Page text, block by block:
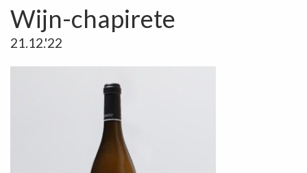
Wijn-chapirete
21.12.'22